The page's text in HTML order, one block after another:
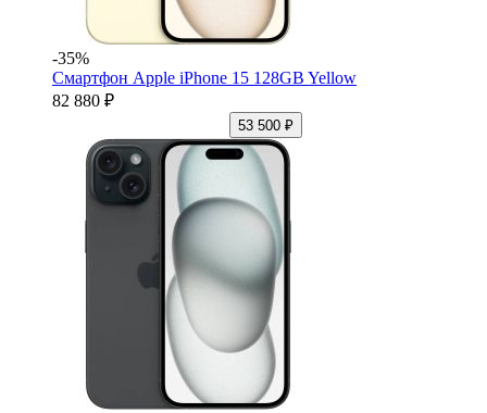
-35%
Смартфон Apple iPhone 15 128GB Yellow
82 880 ₽
53 500 ₽